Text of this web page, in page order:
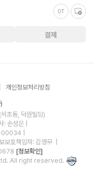
OT
결제
개인정보처리방침
초동, 덕원빌딩)
: 손성은 |
00034
보호책임자: 김영무
[정보확인]
All right reserved.